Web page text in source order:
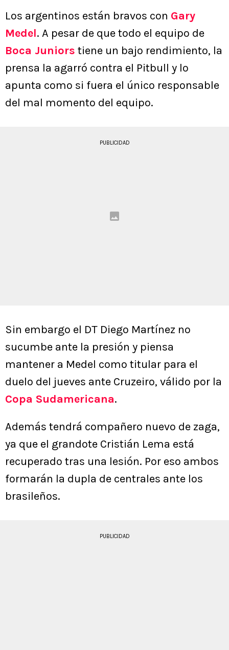
Los argentinos están bravos con Gary
Medel. A pesar de que todo el equipo de
Boca Juniors tiene un bajo rendimiento, la
prensa la agarró contra el Pitbull y lo
apunta como si fuera el único responsable
del mal momento del equipo.
PUBLICIDAD
Sin embargo el DT Diego Martínez no
sucumbe ante la presión y piensa
mantener a Medel como titular para el
duelo del jueves ante Cruzeiro, válido por la
Copa Sudamericana.
Además tendrá compañero nuevo de zaga,
ya que el grandote Cristián Lema está
recuperado tras una lesión. Por eso ambos
formarán la dupla de centrales ante los
brasileños.
PUBLICIDAD